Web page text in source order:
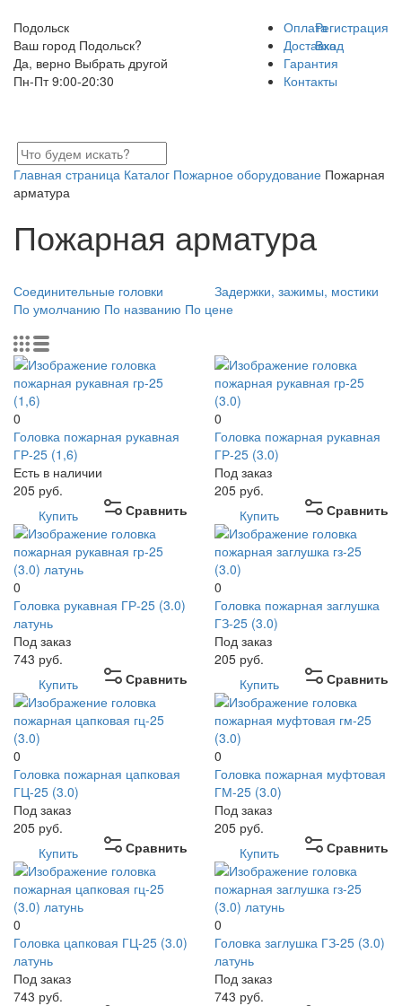
Подольск
Ваш город Подольск?
Да, верно Выбрать другой
Пн-Пт 9:00-20:30
Оплата
Доставка
Гарантия
Контакты
Регистрация
Вход
Главная страница Каталог Пожарное оборудование Пожарная
арматура
Пожарная арматура
Соединительные головки
Задержки, зажимы, мостики
По умолчанию По названию По цене
0
Головка пожарная рукавная
ГР-25 (1,6)
Есть в наличии
205 руб.
Сравнить
Купить
0
Головка пожарная рукавная
ГР-25 (3.0)
Под заказ
205 руб.
Сравнить
Купить
0
Головка рукавная ГР-25 (3.0)
латунь
Под заказ
743 руб.
Сравнить
Купить
0
Головка пожарная заглушка
ГЗ-25 (3.0)
Под заказ
205 руб.
Сравнить
Купить
0
Головка пожарная цапковая
ГЦ-25 (3.0)
Под заказ
205 руб.
Сравнить
Купить
0
Головка пожарная муфтовая
ГМ-25 (3.0)
Под заказ
205 руб.
Сравнить
Купить
0
Головка цапковая ГЦ-25 (3.0)
латунь
Под заказ
743 руб.
0
Головка заглушка ГЗ-25 (3.0)
латунь
Под заказ
743 руб.